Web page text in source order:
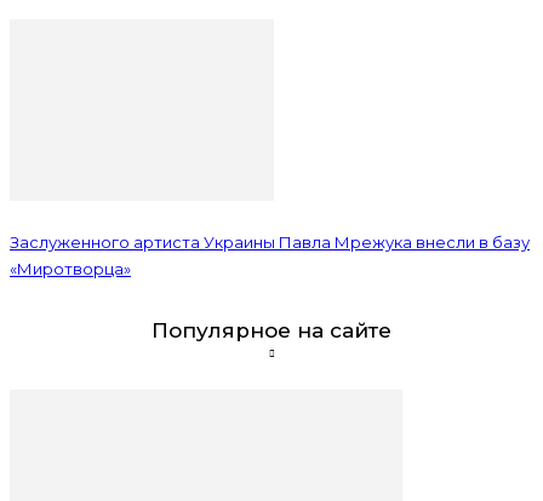
Заслуженного артиста Украины Павла Мрежука внесли в базу
«Миротворца»
Популярное на сайте